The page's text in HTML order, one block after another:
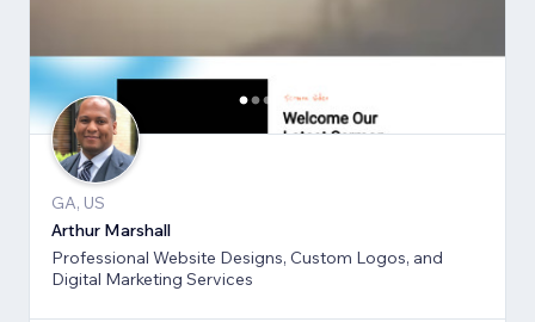
GA, US
Arthur Marshall
Professional Website Designs, Custom Logos, and
Digital Marketing Services